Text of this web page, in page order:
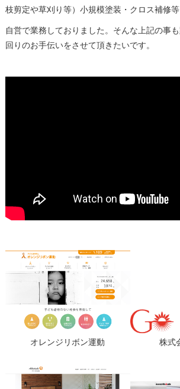
枝剪定や草刈り等）小規模塗装・クロス補修等
自営で業務しておりました。そんな上記の事
回りのお手伝いをさせて頂きたいです。
オレンジリボン運動 株式